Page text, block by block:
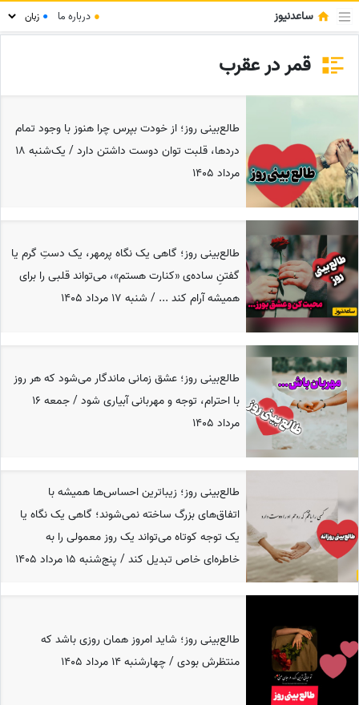
ساعدنیوز ● درباره ما ●
قمر در عقرب
طالع‌بینی روز؛ از خودت بپرس چرا هنوز با وجود تمام
دردها، قلبت توان دوست داشتن دارد / یک‌شنبه 18
مرداد 1405
طالع‌بینی روز؛ گاهی یک نگاه پرمهر، یک دستِ گرم یا
گفتنِ ساده‌ی «کنارت هستم»، می‌تواند قلبی را برای
همیشه آرام کند ... / شنبه 17 مرداد 1405
طالع‌بینی روز؛ عشق زمانی ماندگار می‌شود که هر روز
با احترام، توجه و مهربانی آبیاری شود / جمعه 16
مرداد 1405
طالع‌بینی روز؛ زیباترین احساس‌ها همیشه با
اتفاق‌های بزرگ ساخته نمی‌شوند؛ گاهی یک نگاه یا
یک توجه کوتاه می‌تواند یک روز معمولی را به
خاطره‌ای خاص تبدیل کند / پنج‌شنبه 15 مرداد 1405
طالع‌بینی روز؛ شاید امروز همان روزی باشد که
منتظرش بودی / چهارشنبه 14 مرداد 1405